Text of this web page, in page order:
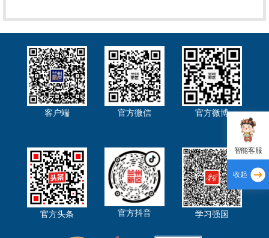
智能客服
收起
客户端 官方微信 官方微博
官方头条 官方抖音 学习强国